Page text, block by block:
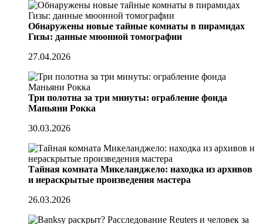
Обнаружены новые тайные комнаты в пирамидах
Гизы: данные мюонной томографии
27.04.2026
Три полотна за три минуты: ограбление фонда
Маньяни Рокка
30.03.2026
Тайная комната Микеланджело: находка из архивов
и нераскрытые произведения мастера
26.03.2026